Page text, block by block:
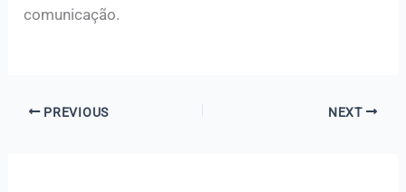
comunicação.
PREVIOUS NEXT